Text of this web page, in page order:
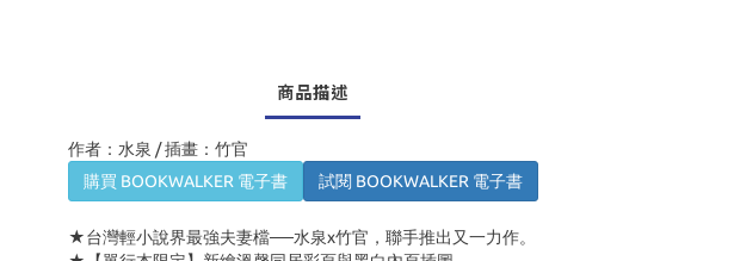
商品描述
作者：水泉 / 插畫：竹官
購買 BOOKWALKER 電子書
試閱 BOOKWALKER 電子書
★台灣輕小說界最強夫妻檔──水泉x竹官，聯手推出又一力作。